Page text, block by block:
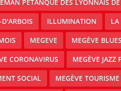
PÉTANQUE DES LYONNAIS DE
ILLUMINATION LA
MEGEVE MEGÈVE
CORONAVIRUS MEGÈVE JAZZ
SOCIAL MEGÈVE TOURISME